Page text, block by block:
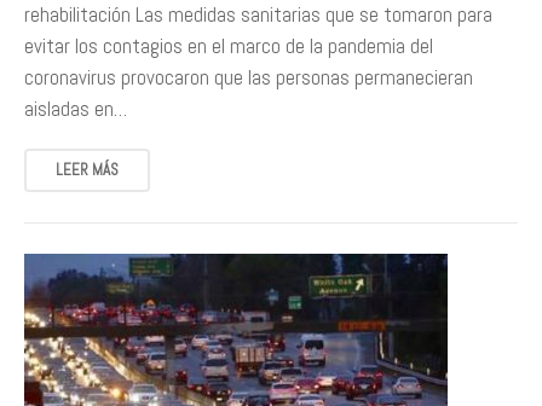
rehabilitación Las medidas sanitarias que se tomaron para
evitar los contagios en el marco de la pandemia del
coronavirus provocaron que las personas permanecieran
aisladas en…
LEER MÁS